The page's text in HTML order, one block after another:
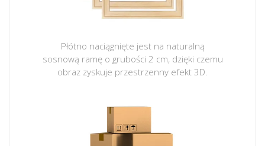
Płótno naciągnięte jest na naturalną
sosnową ramę o grubości 2 cm, dzięki czemu
obraz zyskuje przestrzenny efekt 3D.